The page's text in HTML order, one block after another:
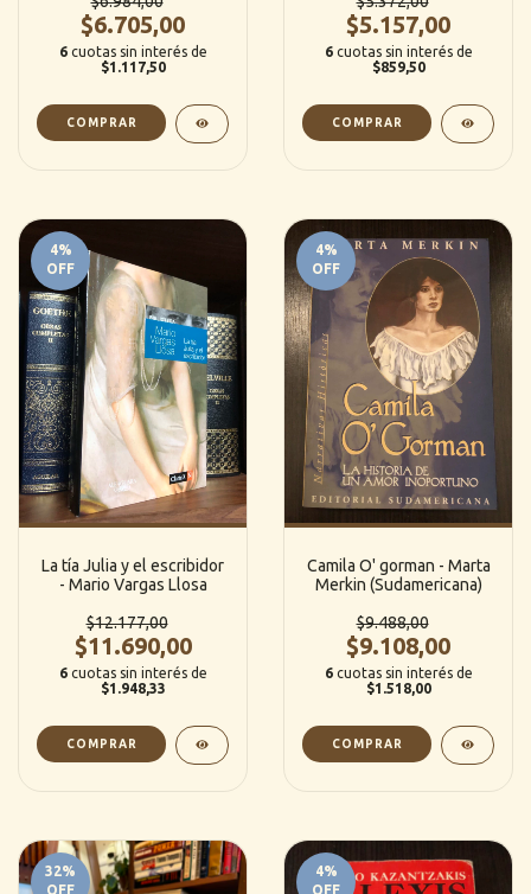
$6.705,00
6 cuotas sin interés de
$1.117,50
$5.157,00
6 cuotas sin interés de
$859,50
4%
OFF
La tía Julia y el escribidor
- Mario Vargas Llosa
$12.177,00
$11.690,00
6 cuotas sin interés de
$1.948,33
4%
OFF
Camila O' gorman - Marta
Merkin (Sudamericana)
$9.488,00
$9.108,00
6 cuotas sin interés de
$1.518,00
32%
OFF
4%
OFF